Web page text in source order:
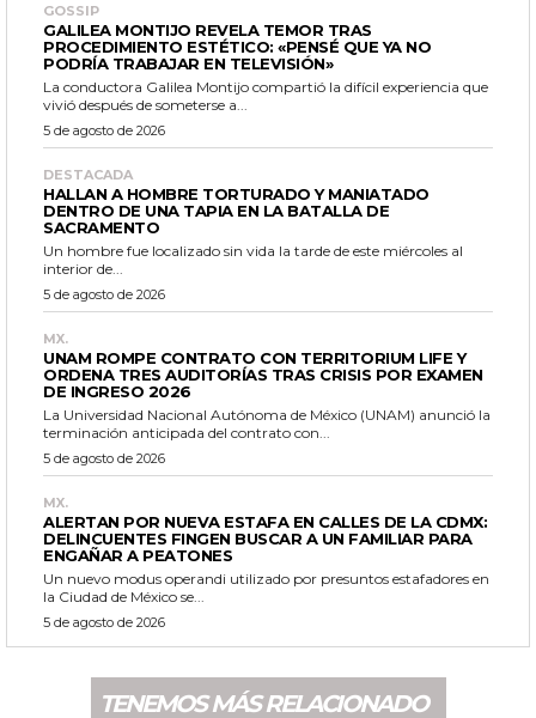
GOSSIP
GALILEA MONTIJO REVELA TEMOR TRAS
PROCEDIMIENTO ESTÉTICO: «PENSÉ QUE YA NO
PODRÍA TRABAJAR EN TELEVISIÓN»
La conductora Galilea Montijo compartió la difícil experiencia que
vivió después de someterse a...
5 de agosto de 2026
DESTACADA
HALLAN A HOMBRE TORTURADO Y MANIATADO
DENTRO DE UNA TAPIA EN LA BATALLA DE
SACRAMENTO
Un hombre fue localizado sin vida la tarde de este miércoles al
interior de...
5 de agosto de 2026
MX.
UNAM ROMPE CONTRATO CON TERRITORIUM LIFE Y
ORDENA TRES AUDITORÍAS TRAS CRISIS POR EXAMEN
DE INGRESO 2026
La Universidad Nacional Autónoma de México (UNAM) anunció la
terminación anticipada del contrato con...
5 de agosto de 2026
MX.
ALERTAN POR NUEVA ESTAFA EN CALLES DE LA CDMX:
DELINCUENTES FINGEN BUSCAR A UN FAMILIAR PARA
ENGAÑAR A PEATONES
Un nuevo modus operandi utilizado por presuntos estafadores en
la Ciudad de México se...
5 de agosto de 2026
TENEMOS MÁS RELACIONADO